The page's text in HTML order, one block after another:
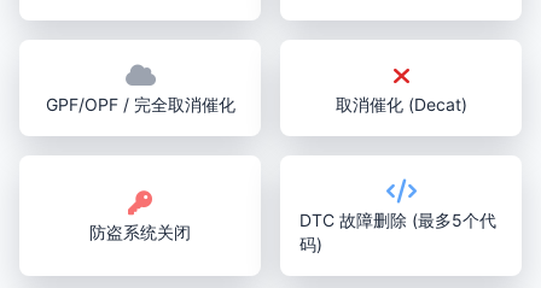
GPF/OPF / 完全取消催化 取消催化 (Decat)
防盗系统关闭
DTC 故障删除 (最多5个代
码)